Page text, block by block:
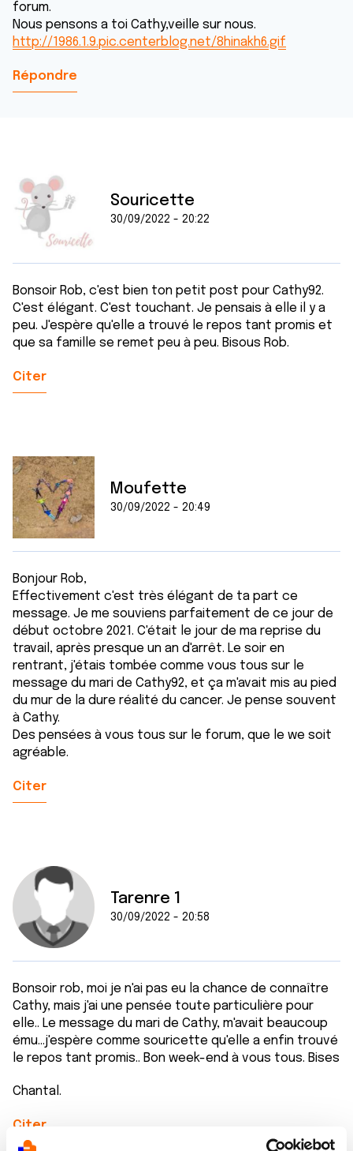
forum.
Nous pensons a toi Cathy,veille sur nous.
http://1986.1.9.pic.centerblog.net/8hinakh6.gif
Répondre
Souricette
30/09/2022 - 20:22
Bonsoir Rob, c'est bien ton petit post pour Cathy92.
C'est élégant. C'est touchant. Je pensais à elle il y a
peu. J'espère qu'elle a trouvé le repos tant promis et
que sa famille se remet peu à peu. Bisous Rob.
Citer
Moufette
30/09/2022 - 20:49
Bonjour Rob,
Effectivement c'est très élégant de ta part ce
message. Je me souviens parfaitement de ce jour de
début octobre 2021. C'était le jour de ma reprise du
travail, après presque un an d'arrêt. Le soir en
rentrant, j'étais tombée comme vous tous sur le
message du mari de Cathy92, et ça m'avait mis au pied
du mur de la dure réalité du cancer. Je pense souvent
à Cathy.
Des pensées à vous tous sur le forum, que le we soit
agréable.
Citer
Tarenre 1
30/09/2022 - 20:58
Bonsoir rob, moi je n'ai pas eu la chance de connaître
Cathy, mais j'ai une pensée toute particulière pour
elle.. Le message du mari de Cathy, m'avait beaucoup
ému...j'espère comme souricette qu'elle a enfin trouvé
le repos tant promis.. Bon week-end à vous tous. Bises
Chantal.
Citer